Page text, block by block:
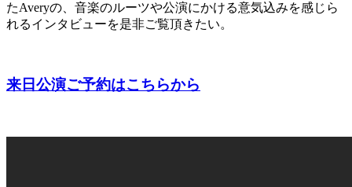
たAveryの、音楽のルーツや公演にかける意気込みを感じら
れるインタビューを是非ご覧頂きたい。
来日公演ご予約はこちらから